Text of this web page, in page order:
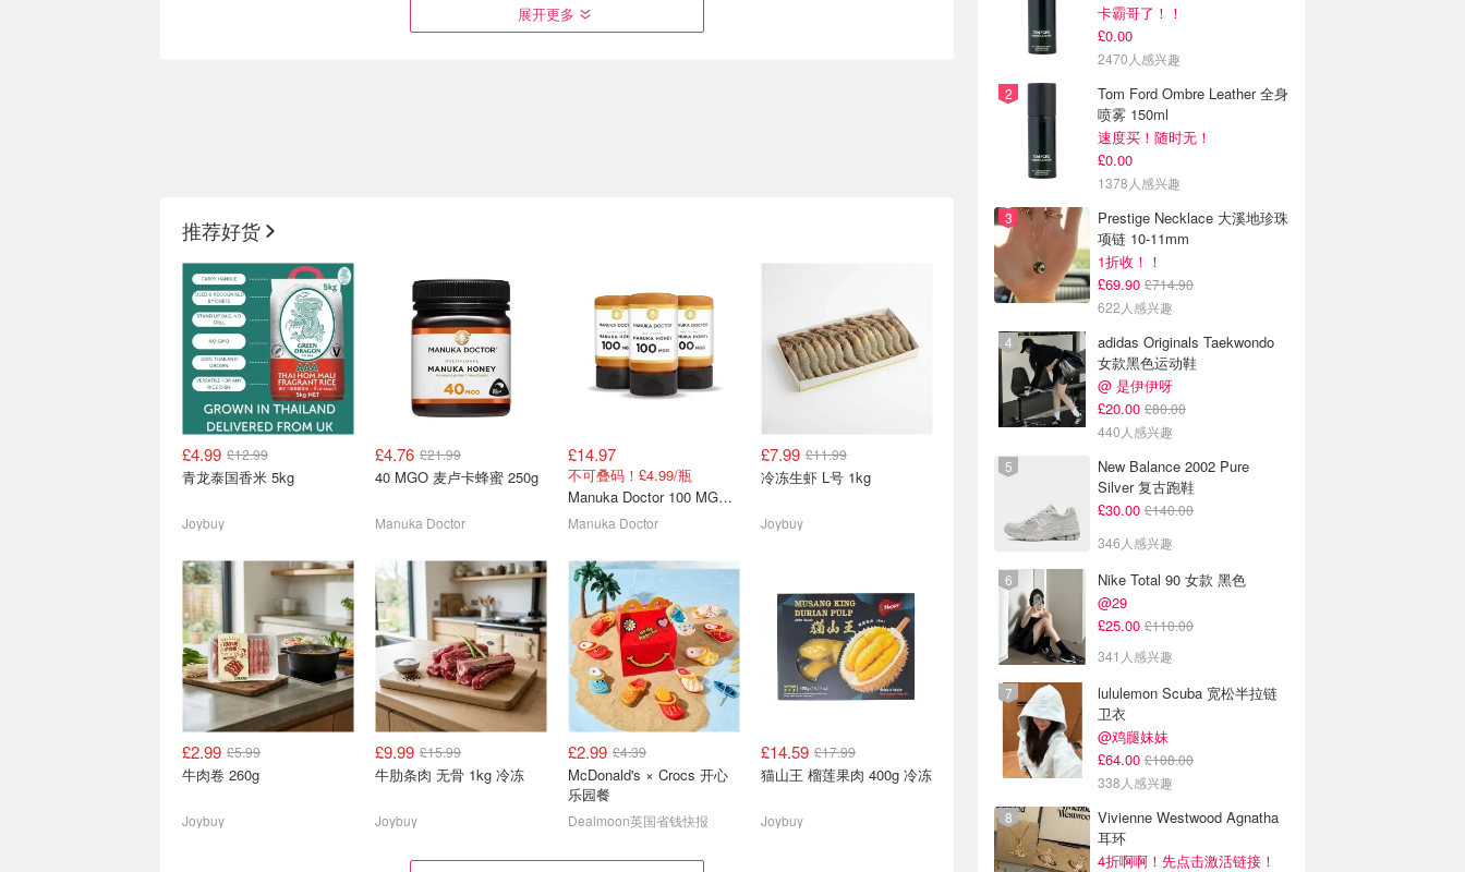
周末男士香水£36 (原£84)
2026七夕送礼指南🍫英国 6
大高端巧克力品牌推荐
Whittard 英伦茶夏促🍃伯爵
红茶/大吉岭茶£10
巴黎甜品鼻祖🍮Ladurée 伦
敦限定马卡龙礼盒£30
Fortnum & Mason 福南梅
森必买推荐 皇室伴手礼必
🍦苏格兰网红牛奶冰淇淋半
价🐄仅£1.8一桶！
线上中超 8月闪促🔥满小饱
肥汁米线£1.8、王老吉94p
NESCAFE NESCAF
BARISTA Signature Blend
咖啡豆 1kg
£15.00
Iceland食品酒饮｜八月上
新速递
展开更多
推荐好货
£4.99 £12.99
青龙泰国香米 5kg
Joybuy
£4.76 £21.99
40 MGO 麦卢卡蜂蜜 250g
Manuka Doctor
£14.97
不可叠码！£4.99/瓶
Manuka Doctor 100 MGO 麦卢卡蜂蜜挤压瓶 300g*3瓶装
Manuka Doctor
£7.99 £11.99
冷冻生虾 L号 1kg
Joybuy
£2.99 £5.99
牛肉卷 260g
Joybuy
£9.99 £15.99
牛肋条肉 无骨 1kg 冷冻
Joybuy
£2.99 £4.39
McDonald's × Crocs 开心
乐园餐
Dealmoon英国省钱快报
£14.59 £17.99
猫山王 榴莲果肉 400g 冷冻
Joybuy
卡霸哥了！！
£0.00
2470人感兴趣
Tom Ford Ombre Leather 全身
喷雾 150ml
速度买！随时无！
£0.00
1378人感兴趣
Prestige Necklace 大溪地珍珠
项链 10-11mm
1折收！！
£69.90 £714.90
622人感兴趣
adidas Originals Taekwondo
女款黑色运动鞋
@ 是伊伊呀
£20.00 £80.00
440人感兴趣
New Balance 2002 Pure
Silver 复古跑鞋
£30.00 £140.00
346人感兴趣
Nike Total 90 女款 黑色
@29
£25.00 £110.00
341人感兴趣
lululemon Scuba 宽松半拉链
卫衣
@鸡腿妹妹
£64.00 £108.00
338人感兴趣
Vivienne Westwood Agnatha
耳环
4折啊啊！先点击激活链接！